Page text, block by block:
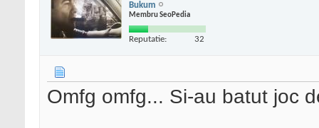
Bukum
Membru SeoPedia
Reputatie: 32
Omfg omfg... Si-au batut joc